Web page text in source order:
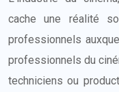
cache une réalité
professionnels
professionnels du
techniciens ou